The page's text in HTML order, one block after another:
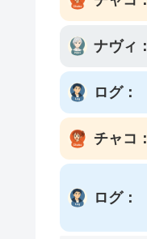
ナヴィ：
ログ：
チャコ：
ログ：